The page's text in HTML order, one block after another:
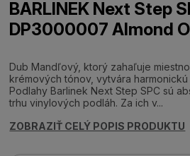
BARLINEK Next Step
DP3000007 Almond
Dub Mandľový, ktorý zahaľuje
krémových tónov, vytvára
Podlahy Barlinek Next Step SPC sú
trhu vinylových podláh. Za ich v...
ZOBRAZIŤ CELÝ POPIS PRODUKTU